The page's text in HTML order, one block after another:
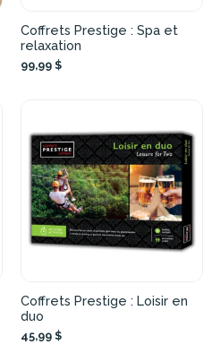
Coffrets Prestige : Spa et
relaxation
99,99 $
Coffrets Prestige : Loisir en
duo
45,99 $